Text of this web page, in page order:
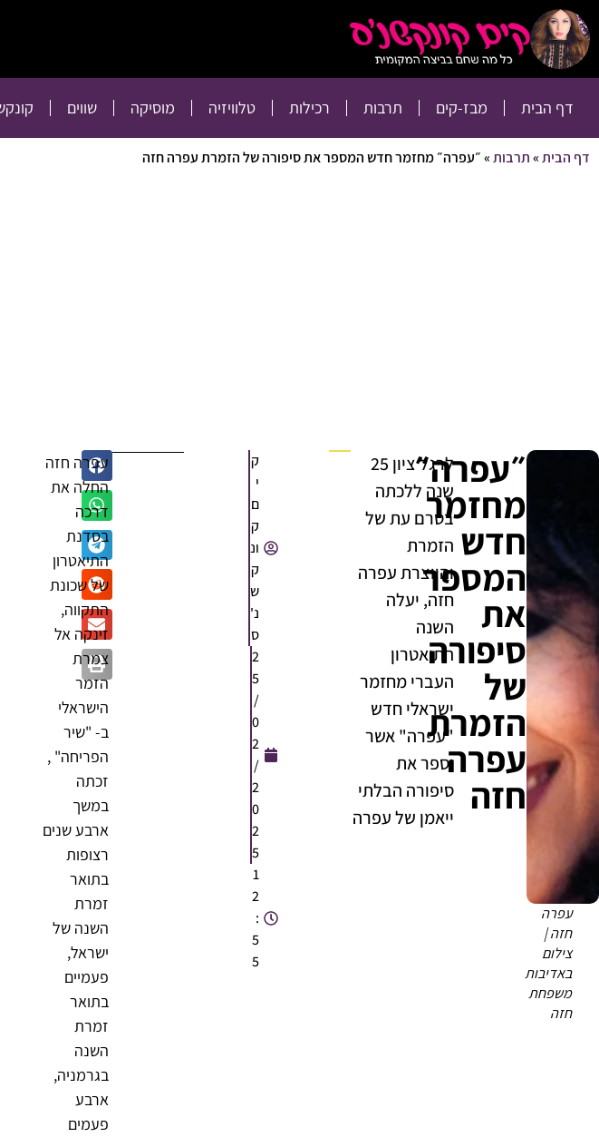
דף הבית מבז-קים תרבות רכילות טלוויזיה מוסיקה שווים
דף הבית»תרבות»״עפרה״ מחזמר חדש המספר את סיפורה של הזמרת עפרה חזה
עפרה
חזה |
צילום
באדיבות
משפחת
חזה
״עפרה״
מחזמר
חדש
המספר
את
סיפורה
של
הזמרת
עפרה
חזה
לרגל ציון 25
שנה ללכתה
בטרם עת של
הזמרת
והיוצרת עפרה
חזה, יעלה
השנה
התיאטרון
העברי מחזמר
ישראלי חדש
"עפרה" אשר
יספר את
סיפורה הבלתי
ייאמן של עפרה
ק
י
ם
ק
ונ
ק
ש
נ'
ס
2
5
/
0
2
/
2
0
2
5
1
2
:
5
5
עפרה חזה
החלה את
דרכה
בסדנת
התיאטרון
של שכונת
התקווה,
זינקה אל
צמרת
הזמר
הישראלי
ב- "שיר
הפריחה" ,
זכתה
במשך
ארבע שנים
רצופות
בתואר
זמרת
השנה של
ישראל,
פעמיים
בתואר
זמרת
השנה
בגרמניה,
ארבע
פעמים